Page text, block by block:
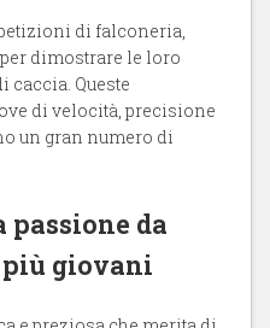
di falconeria,
dimostrare le loro
caccia. Queste
di velocità, precisione
un gran numero di
passione da
giovani